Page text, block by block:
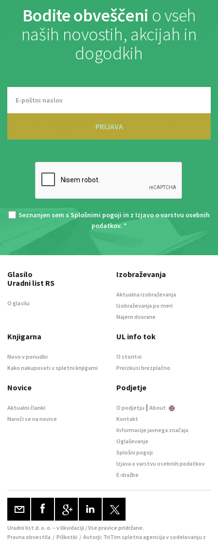
Bodite obveščeni o vseh
naših novostih, akcijah in
dogodkih
PRIJAVA
Seznanjen sem s Splošnimi pogoji in z Izjavo o varstvu osebnih
podatkov. *
Glasilo
Uradni list RS
O glasilu
Izobraževanja
Aktualna izobraževanja
Izobraževanja po meri
Najem dvorane
Knjigarna
Novo v ponudbi
Kako nakupovati v spletni knjigarni
UL info tok
O storitvi
Preizkusi brezplačno
Novice
Aktualni članki
Naroči se na novice
Podjetje
O podjetju | About
Kontakt
Informacije javnega značaja
Oglaševanje
Splošni pogoji
Izjava o varstvu osebnih podatkov
E-dražbe
Uradni list d. o. o. – v likvidaciji / Vse pravice pridržane.
Pravna obvestila / Piškotki / Avtorji: TriTim spletna agencija v sodelovanju z